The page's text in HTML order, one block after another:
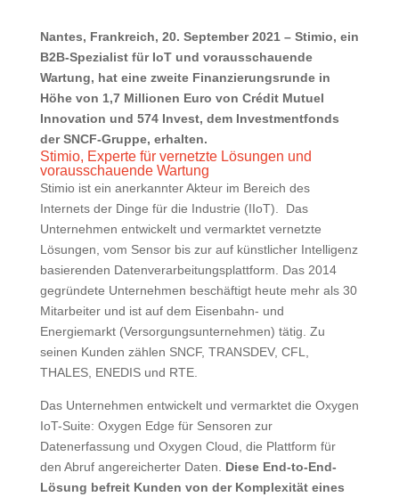
Nantes, Frankreich, 20. September 2021 – Stimio, ein
B2B-Spezialist für IoT und vorausschauende
Wartung, hat eine zweite Finanzierungsrunde in
Höhe von 1,7 Millionen Euro von Crédit Mutuel
Innovation und 574 Invest, dem Investmentfonds
der SNCF-Gruppe, erhalten.
Stimio, Experte für vernetzte Lösungen und
vorausschauende Wartung
Stimio ist ein anerkannter Akteur im Bereich des
Internets der Dinge für die Industrie (IIoT). Das
Unternehmen entwickelt und vermarktet vernetzte
Lösungen, vom Sensor bis zur auf künstlicher Intelligenz
basierenden Datenverarbeitungsplattform. Das 2014
gegründete Unternehmen beschäftigt heute mehr als 30
Mitarbeiter und ist auf dem Eisenbahn- und
Energiemarkt (Versorgungsunternehmen) tätig. Zu
seinen Kunden zählen SNCF, TRANSDEV, CFL,
THALES, ENEDIS und RTE.
Das Unternehmen entwickelt und vermarktet die Oxygen
IoT-Suite: Oxygen Edge für Sensoren zur
Datenerfassung und Oxygen Cloud, die Plattform für
den Abruf angereicherter Daten. Diese End-to-End-
Lösung befreit Kunden von der Komplexität eines